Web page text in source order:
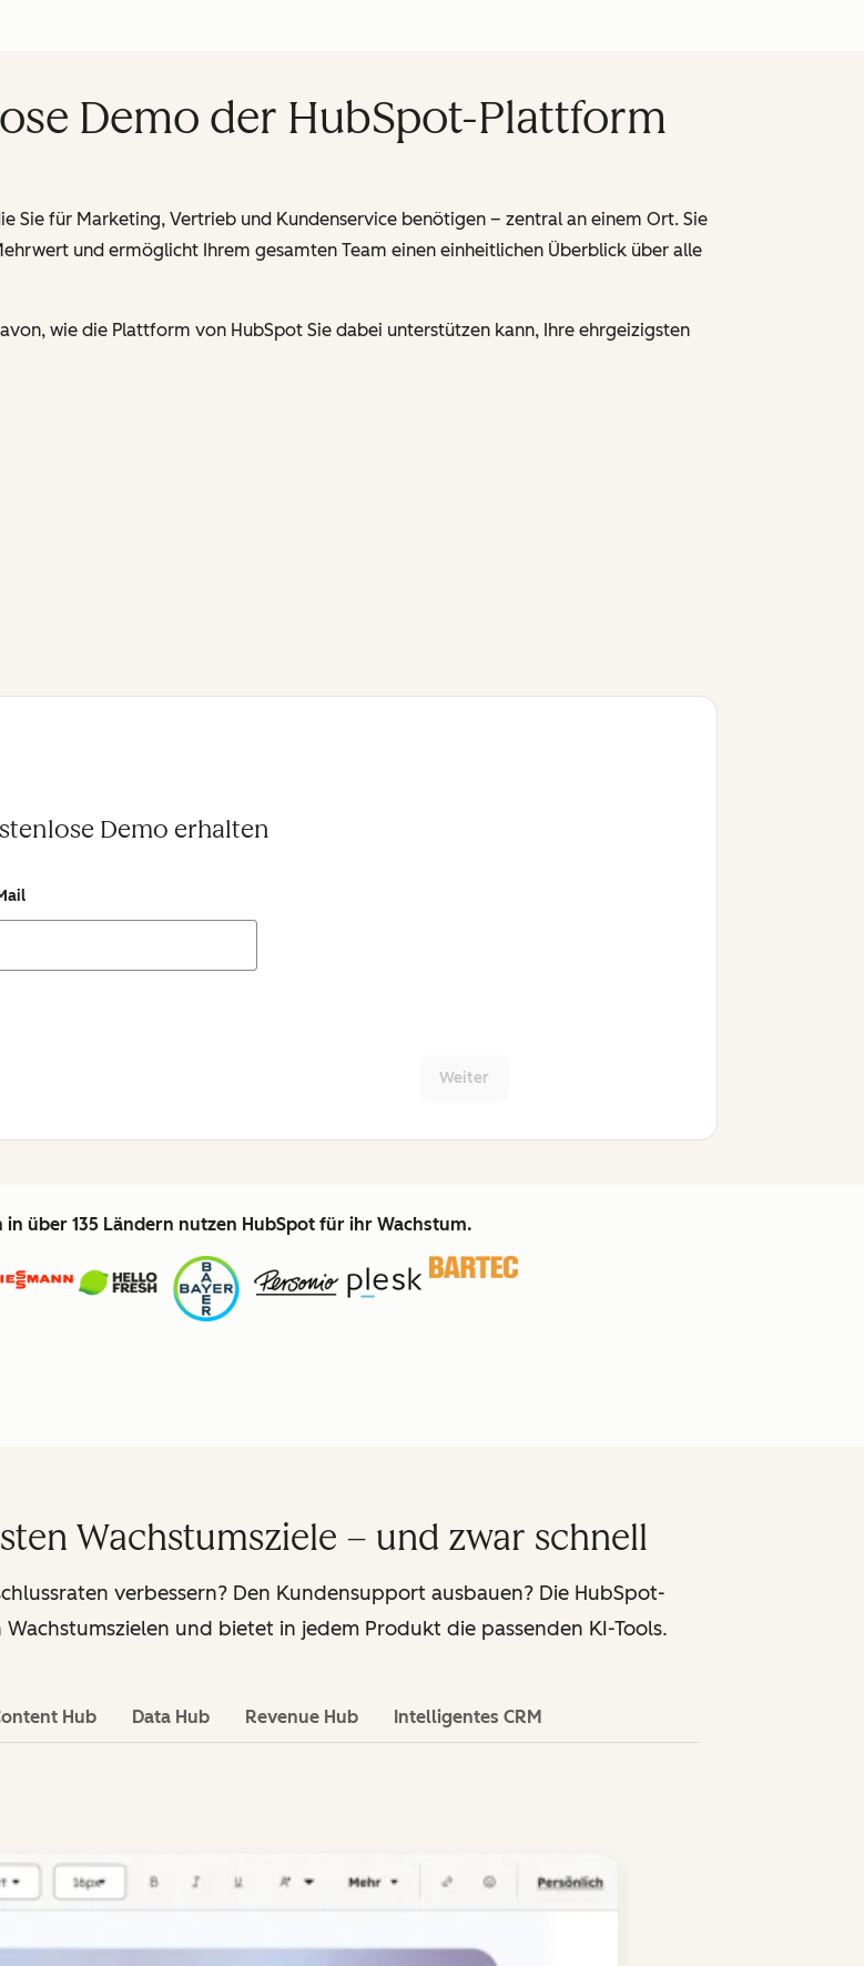
Demo der HubSpot-Plattform
Sie für Marketing, Vertrieb und Kundenservice benötigen – zentral an einem Ort. Sie
und ermöglicht Ihrem gesamten Team einen einheitlichen Überblick über alle
wie die Plattform von HubSpot Sie dabei unterstützen kann, Ihre ehrgeizigsten
Demo erhalten
Weiter
über 135 Ländern nutzen HubSpot für ihr Wachstum.
Wachstumsziele – und zwar schnell
verbessern? Den Kundensupport ausbauen? Die HubSpot-
und bietet in jedem Produkt die passenden KI-Tools.
Hub Data Hub Revenue Hub Intelligentes CRM